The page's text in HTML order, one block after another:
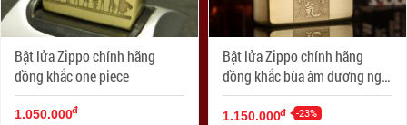
Bật lửa Zippo chính hãng
đồng khắc one piece
1.050.000đ
Bật lửa Zippo chính hãng
đồng khắc bùa âm dương ngũ
hành
1.150.000đ -23%